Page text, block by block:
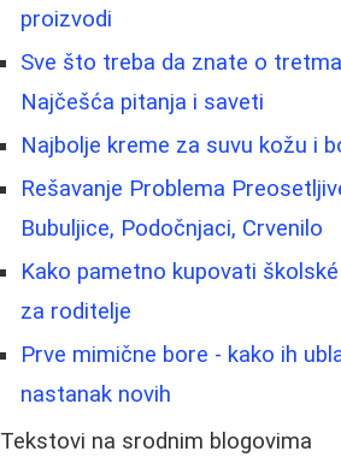
proizvodi
Sve što treba da znate o
Najčešća pitanja i saveti
Najbolje kreme za suvu kožu i
Rešavanje Problema
Bubuljice, Podočnjaci, Crvenilo
Kako pametno kupovati
za roditelje
Prve mimične bore - kako ih
nastanak novih
Tekstovi na srodnim blogovima